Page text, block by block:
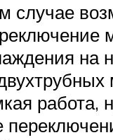
случае
на
работа,